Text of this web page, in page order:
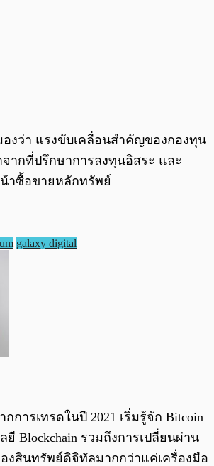
องว่า แรงขับเคลื่อนสำคัญของกองทุน
จากที่ปรึกษาการลงทุนอิสระ และ
าซื้อขายหลักทรัพย์
galaxy digital
การเทรดในปี 2021 เริ่มรู้จัก Bitcoin
ยี Blockchain รวมถึงการเปลี่ยนผ่าน
งสินทรัพย์ดิจิทัลมากกว่าแค่เครื่องมือ